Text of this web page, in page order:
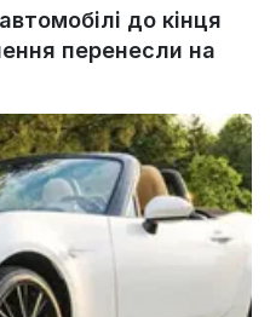
до кінця
перенесли на